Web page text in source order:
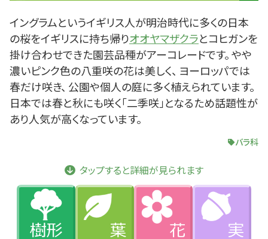
イングラムというイギリス人が明治時代に多くの日本
の桜をイギリスに持ち帰りオオヤマザクラとコヒガンを
掛け合わせできた園芸品種がアーコレードです。 やや
濃いピンク色の八重咲の花は美しく、 ヨーロッパでは
春だけ咲き、 公園や個人の庭に多く植えられています。
日本では春と秋にも咲く「二季咲」となるため話題性が
あり人気が高くなっています。
バラ科
タップすると詳細が見られます